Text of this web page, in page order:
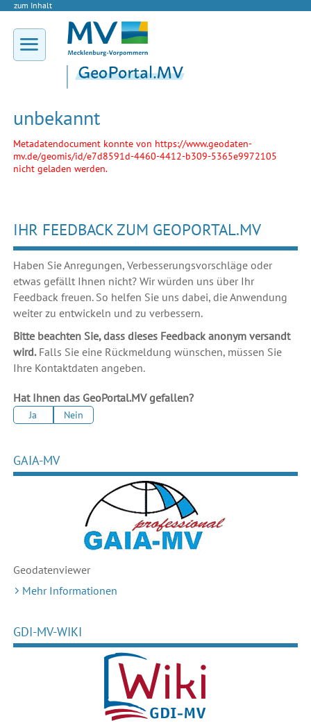
zum Inhalt
unbekannt
Metadatendocument konnte von https://www.geodaten-
mv.de/geomis/id/e7d8591d-4460-4412-b309-5365e9972105
nicht geladen werden.
IHR FEEDBACK ZUM GEOPORTAL.MV
Haben Sie Anregungen, Verbesserungsvorschläge oder
etwas gefällt Ihnen nicht? Wir würden uns über Ihr
Feedback freuen. So helfen Sie uns dabei, die Anwendung
weiter zu entwickeln und zu verbessern.
Bitte beachten Sie, dass dieses Feedback anonym versandt
wird.Falls Sie eine Rückmeldung wünschen, müssen Sie
Ihre Kontaktdaten angeben.
Hat Ihnen das GeoPortal.MV gefallen?
Ja Nein
GAIA-MV
Geodatenviewer
Mehr Informationen
GDI-MV-WIKI